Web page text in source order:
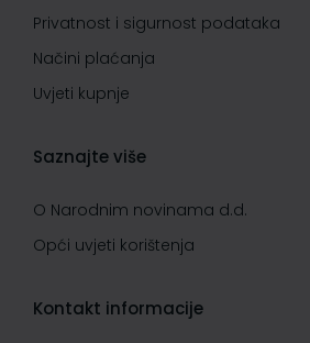
Privatnost i sigurnost podataka
Načini plaćanja
Uvjeti kupnje
Saznajte više
O Narodnim novinama d.d.
Opći uvjeti korištenja
Kontakt informacije